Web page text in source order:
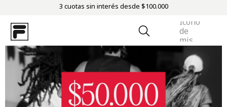
3 cuotas sin interés desde $100.000